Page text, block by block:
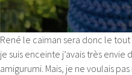
René le caïman sera donc le
je suis enceinte j’avais très
amigurumi. Mais, je ne voulais